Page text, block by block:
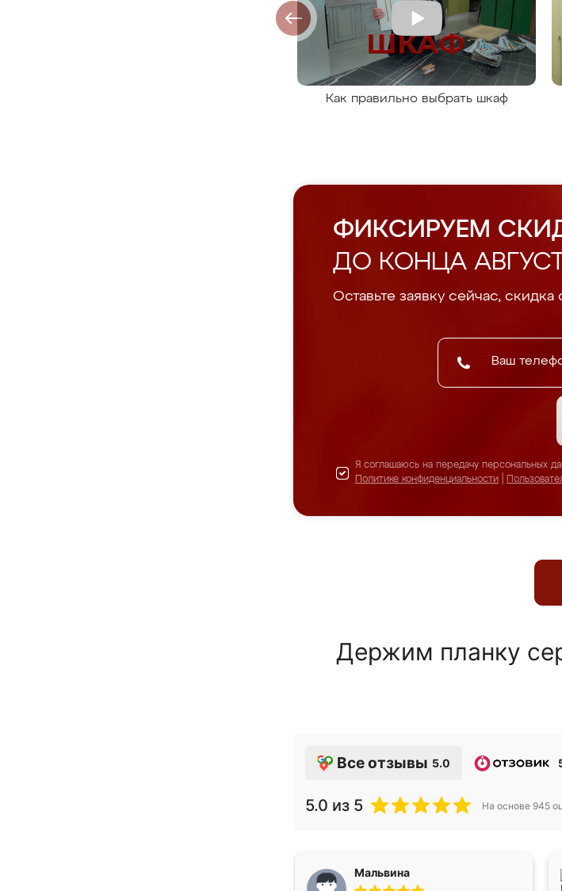
Как правильно выбрать шкаф
ФИКСИРУЕМ
ДО КОНЦА
Оставьте заявку сейчас, скидка
Я соглашаюсь на передачу персональных
Политике конфиденциальности
Держим планку
Все отзывы 5.0
5.0 из 5 На основе 945
Мальвина